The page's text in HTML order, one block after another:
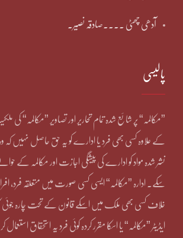
آدھی چھٹی ۔۔۔۔صادقہ نصیر۔
پالیسی
”مکالمہ“ پر شائع شدہ تمام تحاریر اور تصاویر ”مکالمہ“
کے علاوہ کسی بھی فرد یا ادارے کو یہ حق حاصل نہیں کہ وہ
نشر شدہ مواد کو ادارے کی پیشگی اجازت اور مکالمہ کے
سکے۔ ادارہ ”مکالمہ“ ایسی کسی صورت میں متعلقہ فرد،
خلاف کسی بھی ملک میں اسکے قانون کے تحت چارہ جوئی
ایڈیٹر ”مکالمہ“ یا اسکا مقرر کردہ کوئی فرد یہ استحقاق استعمال